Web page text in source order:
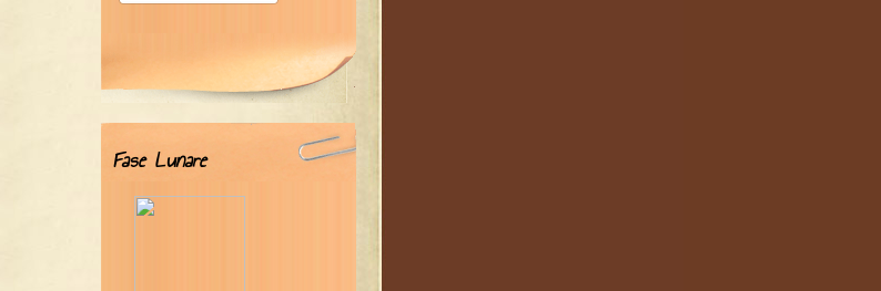
Fase Lunare